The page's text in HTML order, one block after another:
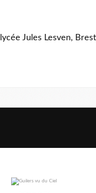
Jules Lesven, Brest